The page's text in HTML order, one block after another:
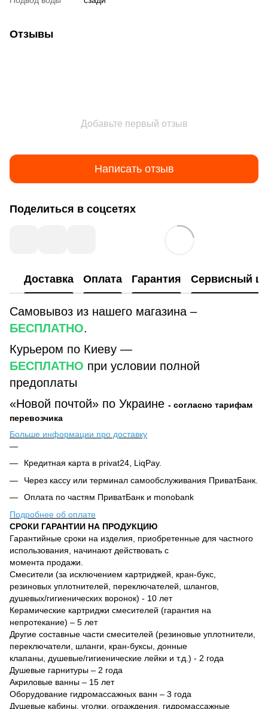
Отзывы
Добавьте первый отзыв
Написать отзыв
Поделиться в соцсетях
Доставка Оплата Гарантия Сервисный
Самовывоз из нашего магазина –
БЕСПЛАТНО.
Курьером по Киеву —
БЕСПЛАТНО при условии полной
предоплаты
«Новой почтой» по Украине - согласно тарифам
перевозчика
Больше информации про доставку
Кредитная карта в privat24, LiqPay.
Через кассу или терминал самообслуживания ПриватБанк.
Оплата по частям ПриватБанк и monobank
Подробнее об оплате
СРОКИ ГАРАНТИИ НА ПРОДУКЦИЮ
Гарантийные сроки на изделия, приобретенные для частного
использования, начинают действовать с
момента продажи.
Смесители (за исключением картриджей, кран-букс,
резиновых уплотнителей, переключателей, шлангов,
душевых/гигиенических воронок) - 10 лет
Керамические картриджи смесителей (гарантия на
непротекание) – 5 лет
Другие составные части смесителей (резиновые уплотнители,
переключатели, шланги, кран-буксы, донные
клапаны, душевые/гигиенические лейки и т.д.) - 2 года
Душевые гарнитуры – 2 года
Акриловые ванны – 15 лет
Оборудование гидромассажных ванн – 3 года
Душевые кабины, уголки, ограждения, гидромассажные